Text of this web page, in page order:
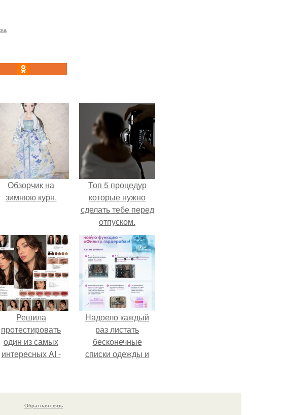
Обзорчик на
зимнюю курн.
Топ 5 процедур
которые нужно
сделать тебе перед
отпуском.
Решила
протестировать
один из самых
интересных AI -
Надоело каждый
раз листать
бесконечные
списки одежды и
кусочкам?
Обратная связь